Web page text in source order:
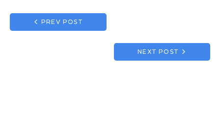
Navigation
de
PREV POST
NEXT POST